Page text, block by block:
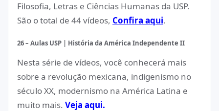
Filosofia, Letras e Ciências Humanas da USP.
São o total de 44 vídeos, Confira aqui.
26 – Aulas USP | História da América Independente II
Nesta série de vídeos, você conhecerá mais
sobre a revolução mexicana, indigenismo no
século XX, modernismo na América Latina e
muito mais. Veja aqui.